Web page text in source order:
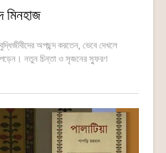
মিনহাজ
অপছন্দ করতেন, ভেবে দেখলে
নতুন চিন্তা ও সৃজনের স্ফুরণ